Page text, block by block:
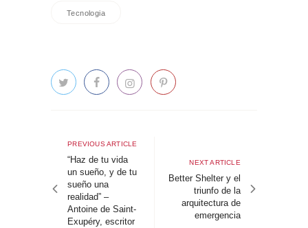
Tecnologia
de
entradas
Previous
article
PREVIOUS ARTICLE
“Haz de tu vida
un sueño, y de tu
sueño una
realidad” –
Antoine de Saint-
Exupéry, escritor
Next
article
NEXT ARTICLE
Better Shelter y el
triunfo de la
arquitectura de
emergencia